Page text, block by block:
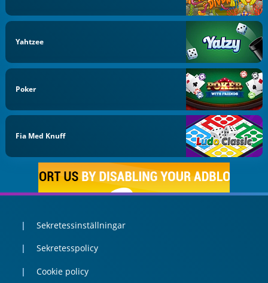
Yahtzee
Poker
Fia Med Knuff
Sekretessinställningar
Sekretesspolicy
Cookie policy